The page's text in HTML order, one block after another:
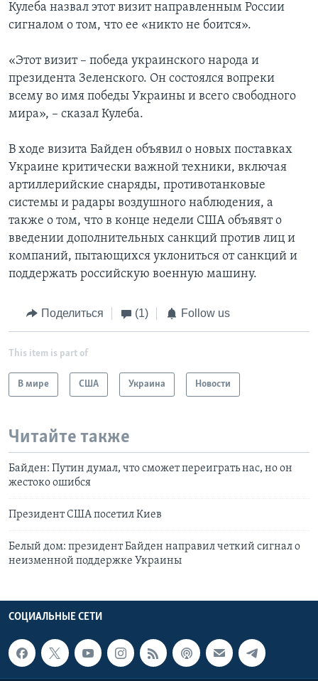
Кулеба назвал этот визит направленным России
сигналом о том, что ее «никто не боится».
«Этот визит – победа украинского народа и
президента Зеленского. Он состоялся вопреки
всему во имя победы Украины и всего свободного
мира», – сказал Кулеба.
В ходе визита Байден объявил о новых поставках
Украине критически важной техники, включая
артиллерийские снаряды, противотанковые
системы и радары воздушного наблюдения, а
также о том, что в конце недели США объявят о
введении дополнительных санкций против лиц и
компаний, пытающихся уклониться от санкций и
поддержать российскую военную машину.
Поделиться (1) Follow us
This item is part of
В мире США Украина Новости
Читайте также
Байден: Путин думал, что сможет переиграть нас, но он
жестоко ошибся
Президент США посетил Киев
Белый дом: президент Байден направил четкий сигнал о
неизменной поддержке Украины
СОЦИАЛЬНЫЕ СЕТИ